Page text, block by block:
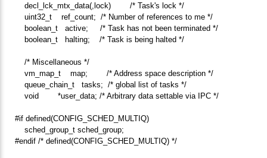
decl_lck_mtx_data(,lock) /* Task's lock */
uint32_t ref_count; /* Number of references to me */
boolean_t active; /* Task has not been terminated */
boolean_t halting; /* Task is being halted */
/* Miscellaneous */
vm_map_t map; /* Address space description */
queue_chain_t tasks; /* global list of tasks */
void *user_data; /* Arbitrary data settable via IPC */
#if defined(CONFIG_SCHED_MULTIQ)
sched_group_t sched_group;
#endif /* defined(CONFIG_SCHED_MULTIQ) */